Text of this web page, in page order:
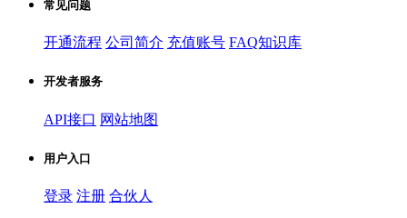
常见问题
开通流程 公司简介 充值账号 FAQ知识库
开发者服务
API接口 网站地图
用户入口
登录 注册 合伙人